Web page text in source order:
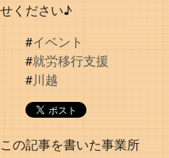
せください♪
#イベント
#就労移行支援
#川越
この記事を書いた事業所